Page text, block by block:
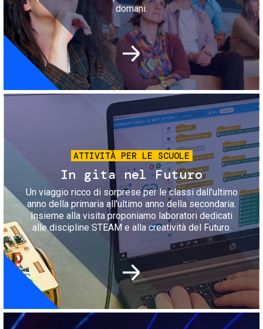
domani.
Immagine
ATTIVITÀ PER LE SCUOLE
In gita nel Futuro
Un viaggio ricco di sorprese per le classi dall'ultimo
anno della primaria all'ultimo anno della secondaria.
Insieme alla visita proponiamo laboratori dedicati
alle discipline STEAM e alla creatività del Futuro.
Immagine